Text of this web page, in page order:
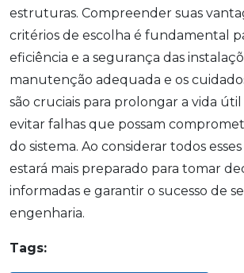
estruturas. Compreender suas
critérios de escolha é fundamental
eficiência e a segurança das
manutenção adequada e os
são cruciais para prolongar a vida útil
evitar falhas que possam
do sistema. Ao considerar todos
estará mais preparado para tomar
informadas e garantir o sucesso de
engenharia.
Tags: